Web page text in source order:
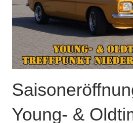
Young- &